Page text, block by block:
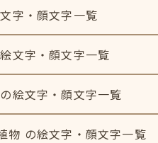
字・顔文字一覧
文字・顔文字一覧
絵文字・顔文字一覧
物 の絵文字・顔文字一覧